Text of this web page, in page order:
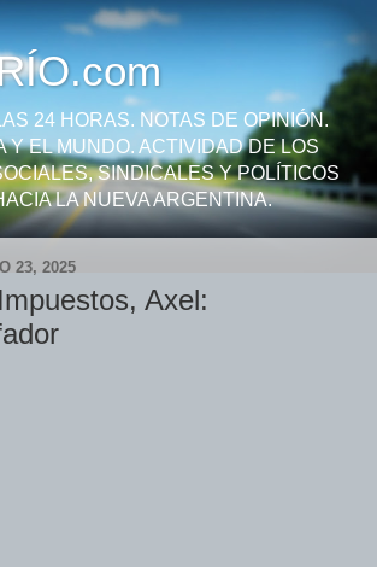
24 HORAS. NOTAS DE OPINIÓN.
Y EL MUNDO. ACTIVIDAD DE LOS
SINDICALES Y POLÍTICOS
LA NUEVA ARGENTINA.
23, 2025
Axel: